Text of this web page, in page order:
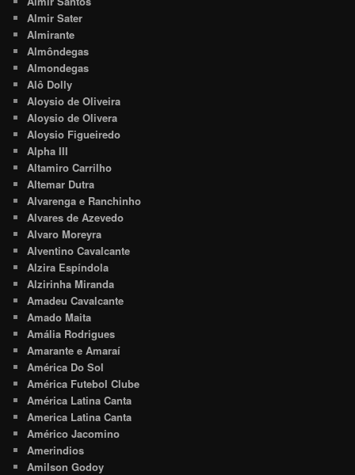
Almir Sater
Almirante
Almôndegas
Almondegas
Alô Dolly
Aloysio de Oliveira
Aloysio de Olivera
Aloysio Figueiredo
Alpha III
Altamiro Carrilho
Altemar Dutra
Alvarenga e Ranchinho
Alvares de Azevedo
Alvaro Moreyra
Alventino Cavalcante
Alzira Espíndola
Alzirinha Miranda
Amadeu Cavalcante
Amado Maita
Amália Rodrigues
Amarante e Amaraí
América Do Sol
América Futebol Clube
América Latina Canta
America Latina Canta
Américo Jacomino
Amerindios
Amilson Godoy